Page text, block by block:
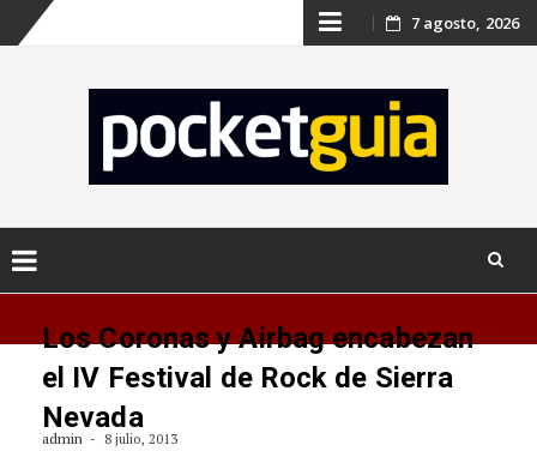
Skip
content
7 agosto, 2026
Los Coronas y Airbag encabezan
el IV Festival de Rock de Sierra
Nevada
admin 8 julio, 2013